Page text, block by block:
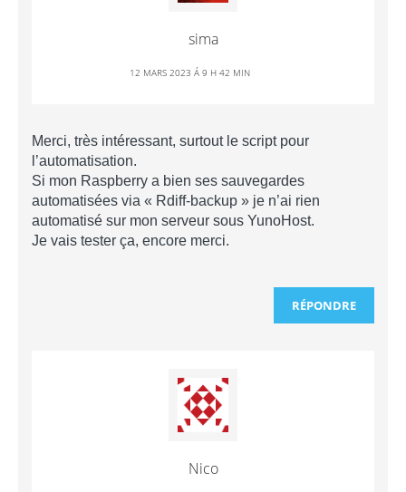
sima
12 MARS 2023 Á 9 H 42 MIN
Merci, très intéressant, surtout le script pour
l’automatisation.
Si mon Raspberry a bien ses sauvegardes
automatisées via « Rdiff-backup » je n’ai rien
automatisé sur mon serveur sous YunoHost.
Je vais tester ça, encore merci.
RÉPONDRE
Nico